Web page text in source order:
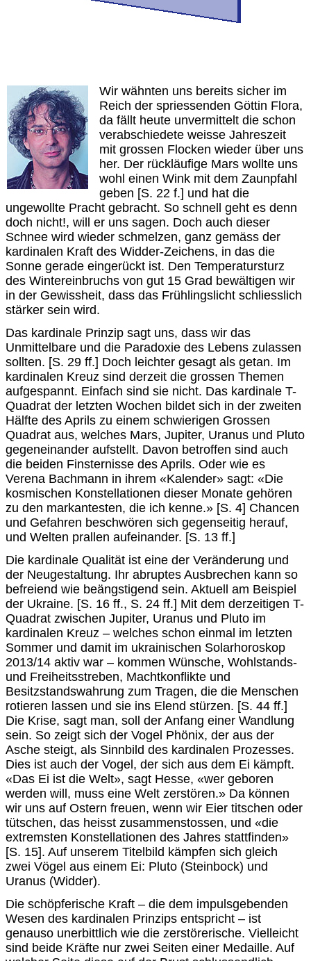
Wir wähnten uns bereits sicher im
Reich der spriessenden Göttin Flora,
da fällt heute unvermittelt die schon
verabschiedete weisse Jahreszeit
mit grossen Flocken wieder über uns
her. Der rückläufige Mars wollte uns
wohl einen Wink mit dem Zaunpfahl
geben [S. 22 f.] und hat die
ungewollte Pracht gebracht. So schnell geht es denn
doch nicht!, will er uns sagen. Doch auch dieser
Schnee wird wieder schmelzen, ganz gemäss der
kardinalen Kraft des Widder-Zeichens, in das die
Sonne gerade eingerückt ist. Den Temperatursturz
des Wintereinbruchs von gut 15 Grad bewältigen wir
in der Gewissheit, dass das Frühlingslicht schliesslich
stärker sein wird.
Das kardinale Prinzip sagt uns, dass wir das
Unmittelbare und die Paradoxie des Lebens zulassen
sollten. [S. 29 ff.] Doch leichter gesagt als getan. Im
kardinalen Kreuz sind derzeit die grossen Themen
aufgespannt. Einfach sind sie nicht. Das kardinale T-
Quadrat der letzten Wochen bildet sich in der zweiten
Hälfte des Aprils zu einem schwierigen Grossen
Quadrat aus, welches Mars, Jupiter, Uranus und Pluto
gegeneinander aufstellt. Davon betroffen sind auch
die beiden Finsternisse des Aprils. Oder wie es
Verena Bachmann in ihrem «Kalender» sagt: «Die
kosmischen Konstellationen dieser Monate gehören
zu den markantesten, die ich kenne.» [S. 4] Chancen
und Gefahren beschwören sich gegenseitig herauf,
und Welten prallen aufeinander. [S. 13 ff.]
Die kardinale Qualität ist eine der Veränderung und
der Neugestaltung. Ihr abruptes Ausbrechen kann so
befreiend wie beängstigend sein. Aktuell am Beispiel
der Ukraine. [S. 16 ff., S. 24 ff.] Mit dem derzeitigen T-
Quadrat zwischen Jupiter, Uranus und Pluto im
kardinalen Kreuz – welches schon einmal im letzten
Sommer und damit im ukrainischen Solarhoroskop
2013/14 aktiv war – kommen Wünsche, Wohlstands-
und Freiheitsstreben, Machtkonflikte und
Besitzstandswahrung zum Tragen, die die Menschen
rotieren lassen und sie ins Elend stürzen. [S. 44 ff.]
Die Krise, sagt man, soll der Anfang einer Wandlung
sein. So zeigt sich der Vogel Phönix, der aus der
Asche steigt, als Sinnbild des kardinalen Prozesses.
Dies ist auch der Vogel, der sich aus dem Ei kämpft.
«Das Ei ist die Welt», sagt Hesse, «wer geboren
werden will, muss eine Welt zerstören.» Da können
wir uns auf Ostern freuen, wenn wir Eier titschen oder
tütschen, das heisst zusammenstossen, und «die
extremsten Konstellationen des Jahres stattfinden»
[S. 15]. Auf unserem Titelbild kämpfen sich gleich
zwei Vögel aus einem Ei: Pluto (Steinbock) und
Uranus (Widder).
Die schöpferische Kraft – die dem impulsgebenden
Wesen des kardinalen Prinzips entspricht – ist
genauso unerbittlich wie die zerstörerische. Vielleicht
sind beide Kräfte nur zwei Seiten einer Medaille. Auf